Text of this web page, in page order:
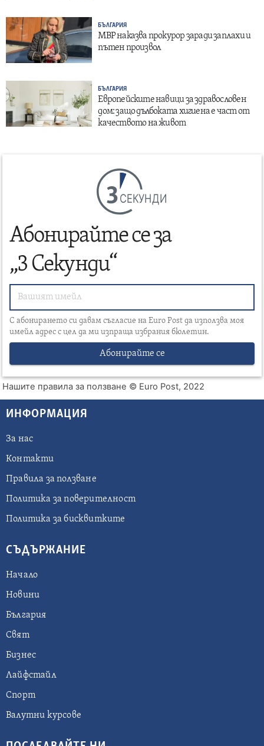
БЪЛГАРИЯ
МВР наказва прокурор заради заплахи и
пътен произвол
БЪЛГАРИЯ
Европейските навици за здравословен
дом: защо дълбоката хигиена е част от
качеството на живот
СЕКУНДИ
Абонирайте се за
„3 Секунди“
С абонирането си давам съгласие на Euro Post да използва моя
имейл адрес с цел да ми изпраща избрания бюлетин.
Абонирайте се
Нашите правила за ползване © Euro Post, 2022
ИНФОРМАЦИЯ
За нас
Контакти
Правила за ползване
Политика за поверителност
Политика за бисквитките
СЪДЪРЖАНИЕ
Начало
Новини
България
Свят
Бизнес
Лайфстайл
Спорт
Валутни курсове